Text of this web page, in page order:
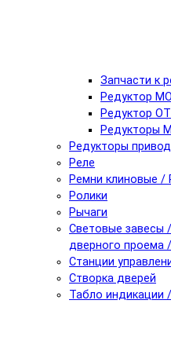
Запчасти к
Редуктор
Редуктор
Редукторы
Редукторы
Реле
Ремни клиновые /
Ролики
Рычаги
Световые завесы
дверного проема
Станции
Створка дверей
Табло индикации